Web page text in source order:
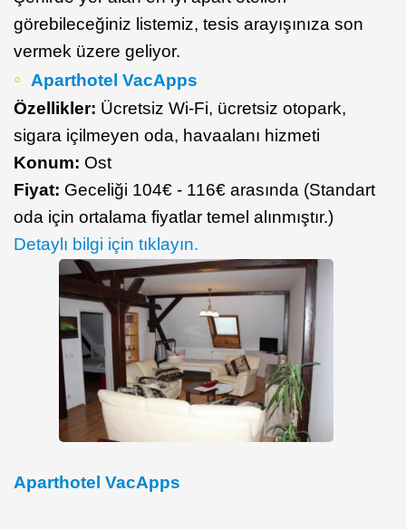
görebileceğiniz listemiz, tesis arayışınıza son
vermek üzere geliyor.
Aparthotel VacApps
Özellikler: Ücretsiz Wi-Fi, ücretsiz otopark,
sigara içilmeyen oda, havaalanı hizmeti
Konum: Ost
Fiyat: Geceliği 104€ - 116€ arasında (Standart
oda için ortalama fiyatlar temel alınmıştır.)
Detaylı bilgi için tıklayın.
Aparthotel VacApps